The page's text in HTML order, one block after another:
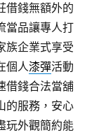
借錢無額外的
當品讓專人打
族企業式享受
個人漆彈活動
借錢合法當舖
的服務，安心
玩外觀簡約能